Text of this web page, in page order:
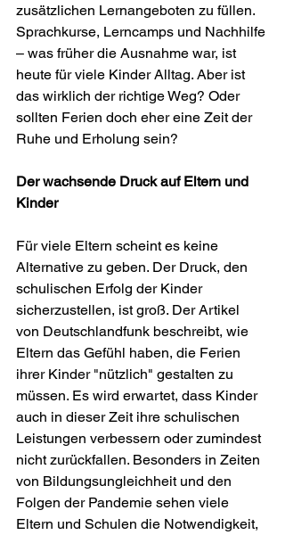
zusätzlichen Lernangeboten zu füllen.
Sprachkurse, Lerncamps und Nachhilfe
– was früher die Ausnahme war, ist
heute für viele Kinder Alltag. Aber ist
das wirklich der richtige Weg? Oder
sollten Ferien doch eher eine Zeit der
Ruhe und Erholung sein?
Der wachsende Druck auf Eltern und
Kinder
Für viele Eltern scheint es keine
Alternative zu geben. Der Druck, den
schulischen Erfolg der Kinder
sicherzustellen, ist groß. Der Artikel
von Deutschlandfunk beschreibt, wie
Eltern das Gefühl haben, die Ferien
ihrer Kinder "nützlich" gestalten zu
müssen. Es wird erwartet, dass Kinder
auch in dieser Zeit ihre schulischen
Leistungen verbessern oder zumindest
nicht zurückfallen. Besonders in Zeiten
von Bildungsungleichheit und den
Folgen der Pandemie sehen viele
Eltern und Schulen die Notwendigkeit,